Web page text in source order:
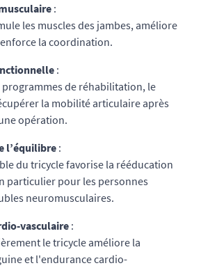
:
les muscles des jambes, améliore
la coordination.
:
programmes de réhabilitation, le
la mobilité articulaire après
opération.
l’équilibre :
du tricycle favorise la rééducation
particulier pour les personnes
neuromusculaires.
vasculaire :
le tricycle améliore la
et l'endurance cardio-